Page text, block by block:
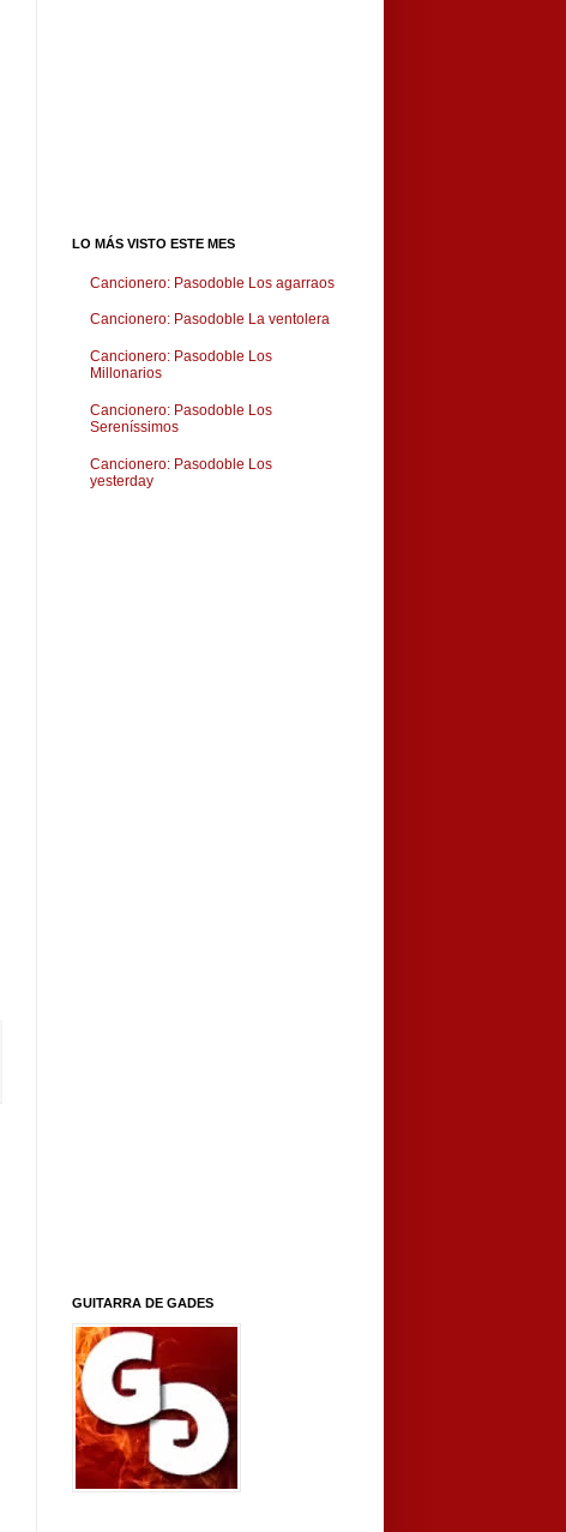
LO MÁS VISTO ESTE MES
Cancionero: Pasodoble Los agarraos
Cancionero: Pasodoble La ventolera
Cancionero: Pasodoble Los
Millonarios
Cancionero: Pasodoble Los
Sereníssimos
Cancionero: Pasodoble Los
yesterday
GUITARRA DE GADES